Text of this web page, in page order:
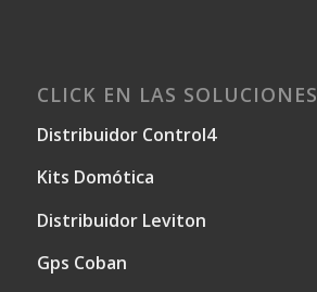
CLICK EN LAS SOLUCIONES
Distribuidor Control4
Kits Domótica
Distribuidor Leviton
Gps Coban